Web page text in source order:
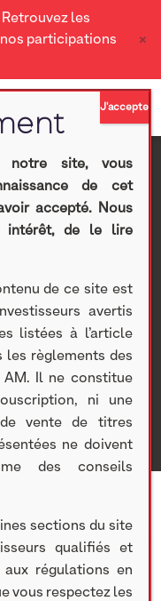
les
participations
×
:
AM >Nos
cotés>
> Test
confirmées
notre site, vous
de cet
accepté. Nous
intérêt, de le lire
de ce site est
avertis
listées à l’article
les règlements des
AM. Il ne constitue
ni une
de vente de titres
ne doivent
des conseils
sections du site
qualifiés et
aux régulations en
vous respectez les